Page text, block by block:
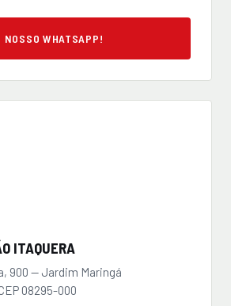
NOSSO WHATSAPP!
ITAQUERA
900 — Jardim Maringá
08295-000